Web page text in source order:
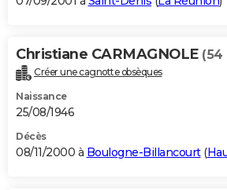
Christiane CARMAGNOLE (54
Créer une cagnotte obsèques
Naissance
25/08/1946
Décès
08/11/2000 à Boulogne-Billancourt(